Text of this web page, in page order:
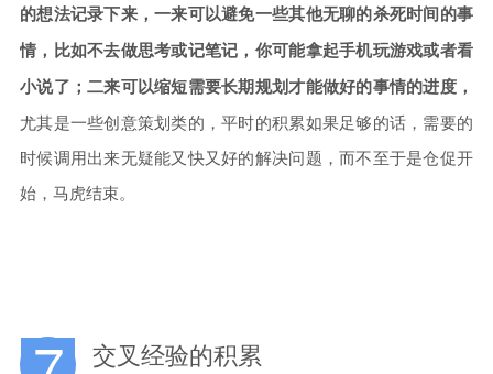
的想法记录下来，一来可以避免一些其他无聊的杀死时间的事
情，比如不去做思考或记笔记，你可能拿起手机玩游戏或者看
小说了；二来可以缩短需要长期规划才能做好的事情的进度，
尤其是一些创意策划类的，平时的积累如果足够的话，需要的
时候调用出来无疑能又快又好的解决问题，而不至于是仓促开
始，马虎结束。
交叉经验的积累